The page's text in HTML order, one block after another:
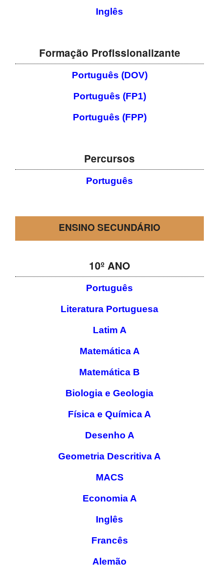
Inglês
Formação Profissionalizante
Português (DOV)
Português (FP1)
Português (FPP)
Percursos
Português
ENSINO SECUNDÁRIO
10º ANO
Português
Literatura Portuguesa
Latim A
Matemática A
Matemática B
Biologia e Geologia
Física e Química A
Desenho A
Geometria Descritiva A
MACS
Economia A
Inglês
Francês
Alemão